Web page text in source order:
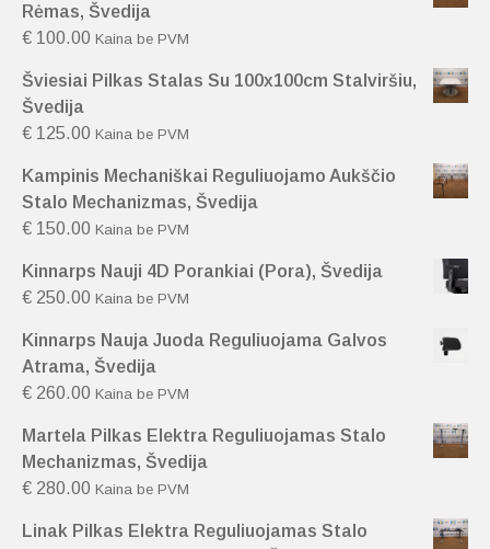
Rėmas, Švedija
€ 100.00 Kaina be PVM
Šviesiai Pilkas Stalas Su 100x100cm Stalviršiu,
Švedija
€ 125.00 Kaina be PVM
Kampinis Mechaniškai Reguliuojamo Aukščio
Stalo Mechanizmas, Švedija
€ 150.00 Kaina be PVM
Kinnarps Nauji 4D Porankiai (Pora), Švedija
€ 250.00 Kaina be PVM
Kinnarps Nauja Juoda Reguliuojama Galvos
Atrama, Švedija
€ 260.00 Kaina be PVM
Martela Pilkas Elektra Reguliuojamas Stalo
Mechanizmas, Švedija
€ 280.00 Kaina be PVM
Linak Pilkas Elektra Reguliuojamas Stalo